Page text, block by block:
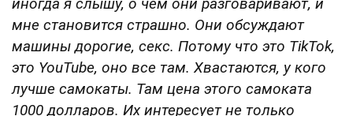
иногда я слышу, о чем они разговаривают, и
мне становится страшно. Они обсуждают
машины дорогие, секс. Потому что это TikTok,
это YouTube, оно все там. Хвастаются, у кого
лучше самокаты. Там цена этого самоката
1000 долларов. Их интересует не только